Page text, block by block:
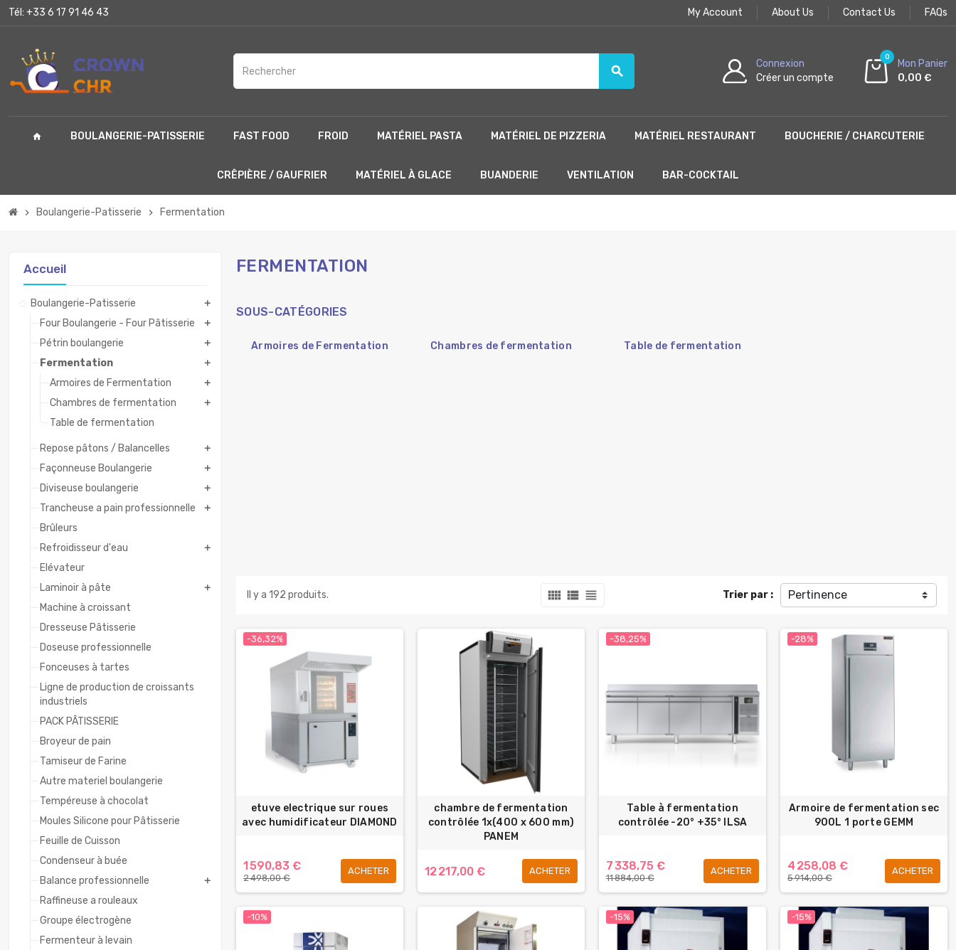
Tél: +33 6 17 91 46 43 My Account About Us Contact Us FAQs
search
Connexion
Créer un compte
0
Mon Panier
0,00 €
home BOULANGERIE-PATISSERIE FAST FOOD FROID MATÉRIEL PASTA MATÉRIEL DE PIZZERIA MATÉRIEL RESTAURANT BOUCHERIE / CHARCUTERIE
CRÊPIÈRE / GAUFRIER MATÉRIEL À GLACE BUANDERIE VENTILATION BAR-COCKTAIL
chevron_right Boulangerie-Patisserie chevron_right Fermentation
Accueil
Boulangerie-Patisserie add
Four Boulangerie - Four Pâtisserie add
Pétrin boulangerie add
Fermentation add
Armoires de Fermentation add
Chambres de fermentation add
Table de fermentation
Repose pâtons / Balancelles add
Façonneuse Boulangerie add
Diviseuse boulangerie add
Trancheuse a pain professionnelle add
Brûleurs
Refroidisseur d'eau
add
Elévateur
Laminoir à pâte
add
Machine à croissant
Dresseuse Pâtisserie
Doseuse professionnelle
Fonceuses à tartes
Ligne de production de croissants
industriels
PACK PÂTISSERIE
Broyeur de pain
Tamiseur de Farine
Autre materiel boulangerie
Tempéreuse à chocolat
Moules Silicone pour Pâtisserie
Feuille de Cuisson
Condenseur à buée
Balance professionnelle
add
Raffineuse a rouleaux
Groupe électrogène
Fermenteur à levain
FERMENTATION
SOUS-CATÉGORIES
Armoires de Fermentation Chambres de fermentation Table de fermentation
view_comfy view_list view_headline Trier par : Pertinence
Il y a 192 produits.
-36,32%
etuve electrique sur roues
avec humidificateur DIAMOND
1 590,83 €
2 498,00 €
ACHETER
chambre de fermentation
contrôlée 1x(400 x 600 mm)
PANEM
12 217,00 € ACHETER
-38,25%
Table à fermentation
contrôlée -20° +35° ILSA
7 338,75 €
11 884,00 €
ACHETER
-28%
Armoire de fermentation sec
900L 1 porte GEMM
4 258,08 €
5 914,00 €
ACHETER
-10% -15% -15%